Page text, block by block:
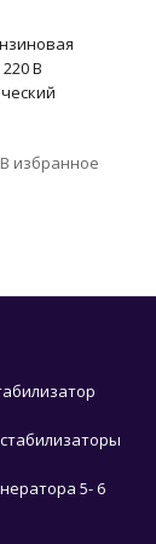
220 В
В избранное
5- 6